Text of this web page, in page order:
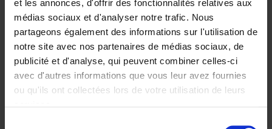
et les annonces, d'offrir des fonctionnalités relatives aux
médias sociaux et d'analyser notre trafic. Nous
partageons également des informations sur l'utilisation de
notre site avec nos partenaires de médias sociaux, de
publicité et d'analyse, qui peuvent combiner celles-ci
avec d'autres informations que vous leur avez fournies
ou qu'ils ont collectées lors de votre utilisation de leurs
Business
Jochen Roef Jozefien De Feyter
Carolien Boom
Couverture souple
2025 200
€29,99